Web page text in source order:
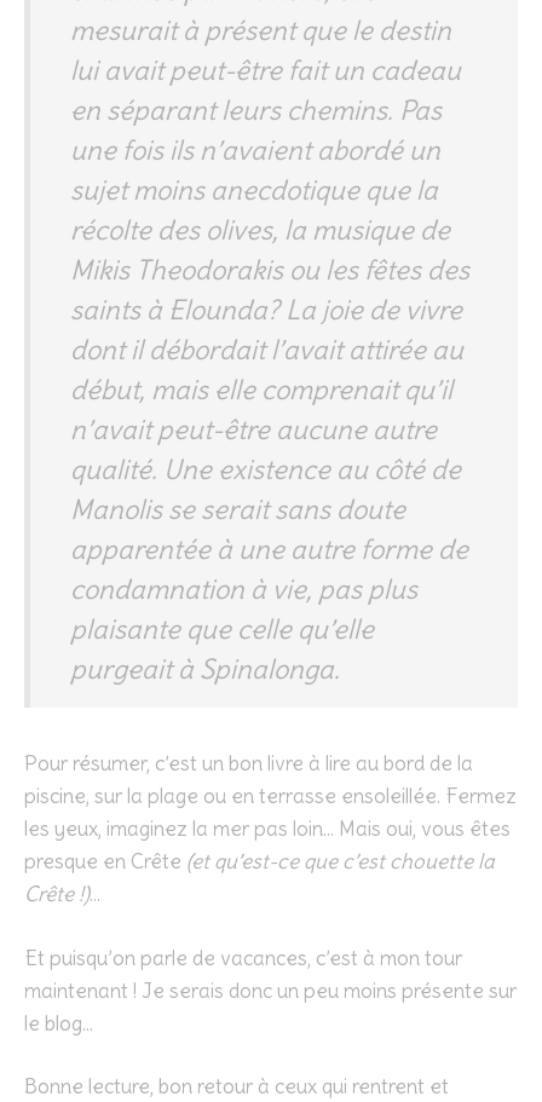
mesurait à présent que le destin
lui avait peut-être fait un cadeau
en séparant leurs chemins. Pas
une fois ils n’avaient abordé un
sujet moins anecdotique que la
récolte des olives, la musique de
Mikis Theodorakis ou les fêtes des
saints à Elounda? La joie de vivre
dont il débordait l’avait attirée au
début, mais elle comprenait qu’il
n’avait peut-être aucune autre
qualité. Une existence au côté de
Manolis se serait sans doute
apparentée à une autre forme de
condamnation à vie, pas plus
plaisante que celle qu’elle
purgeait à Spinalonga.
Pour résumer, c’est un bon livre à lire au bord de la
piscine, sur la plage ou en terrasse ensoleillée. Fermez
les yeux, imaginez la mer pas loin… Mais oui, vous êtes
presque en Crête (et qu’est-ce que c’est chouette la
Crête !)…
Et puisqu’on parle de vacances, c’est à mon tour
maintenant ! Je serais donc un peu moins présente sur
le blog…
Bonne lecture, bon retour à ceux qui rentrent et